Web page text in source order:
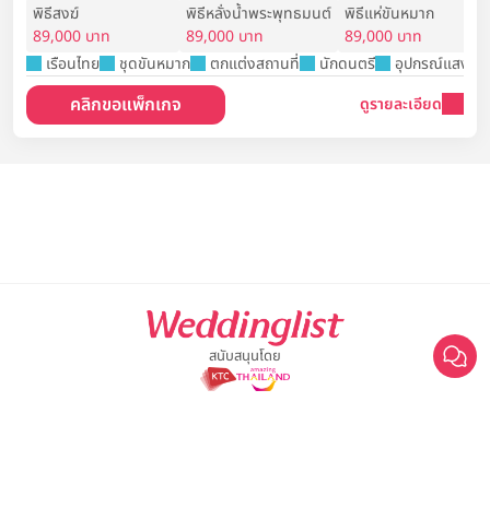
พิธีสงฆ์
89,000 บาท
พิธีหลั่งน้ำพระพุทธมนต์
89,000 บาท
พิธีแห่ขันหมาก
89,000 บาท
เรือนไทย
ชุดขันหมาก ตกแต่งสถานที่ นักดนตรี อุปกรณ์แสงสีเ
คลิกขอแพ็กเกจ ดูรายละเอียด
สนับสนุนโดย